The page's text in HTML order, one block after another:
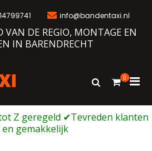
info@bandentaxi.nl
VAN DE REGIO, MONTAGE EN
IN BARENDRECHT
Bandengarage met eigen webshop
Toon
0
voor